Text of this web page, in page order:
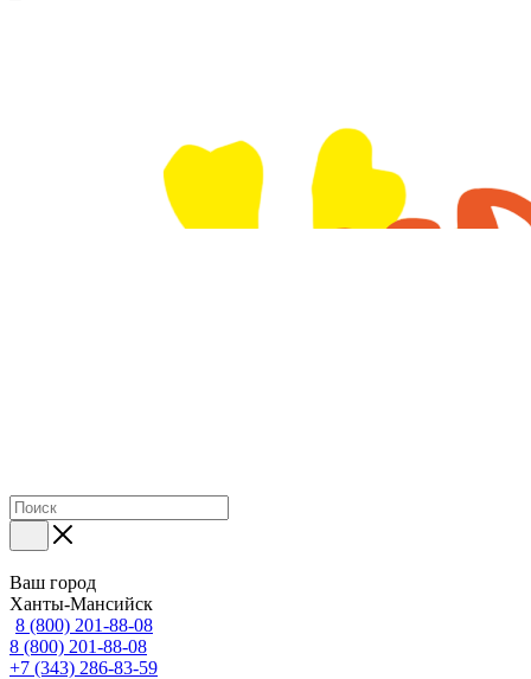
Ваш город
Ханты-Мансийск
8 (800) 201-88-08
8 (800) 201-88-08
+7 (343) 286-83-59